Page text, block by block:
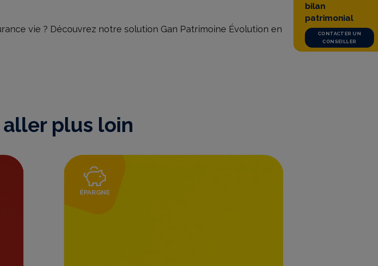
bilan
patrimonial
CONTACTER UN
CONSEILLER
vie ? Découvrez notre solution Gan Patrimoine Évolution en
aller plus loin
ÉPARGNE